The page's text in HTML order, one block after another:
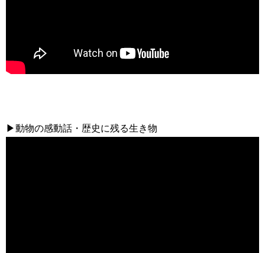
▶動物の感動話・歴史に残る生き物